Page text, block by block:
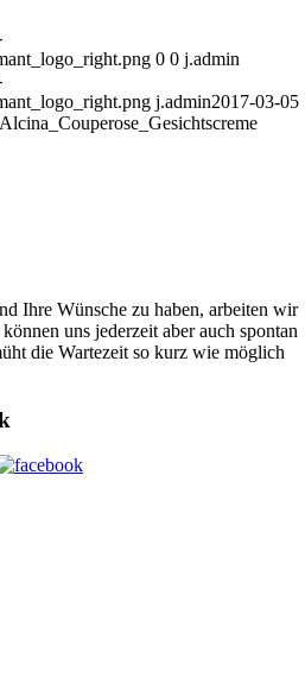
0 0 j.admin
j.admin2017-03-05
Alcina_Couperose_Gesichtscreme
Ihre Wünsche zu haben, arbeiten wir
uns jederzeit aber auch spontan
die Wartezeit so kurz wie möglich